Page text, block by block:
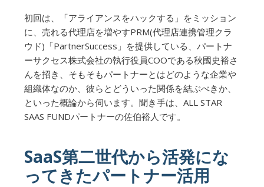
初回は、「アライアンスをハックする」をミッション
に、売れる代理店を増やすPRM(代理店連携管理クラ
ウド)「PartnerSuccess」を提供している、パートナ
ーサクセス株式会社の執行役員COOである秋國史裕さ
んを招き、そもそもパートナーとはどのような企業や
組織体なのか、彼らとどういった関係を結ぶべきか、
といった概論から伺います。聞き手は、ALL STAR
SAAS FUNDパートナーの佐伯裕人です。
SaaS第二世代から活発にな
ってきたパートナー活用